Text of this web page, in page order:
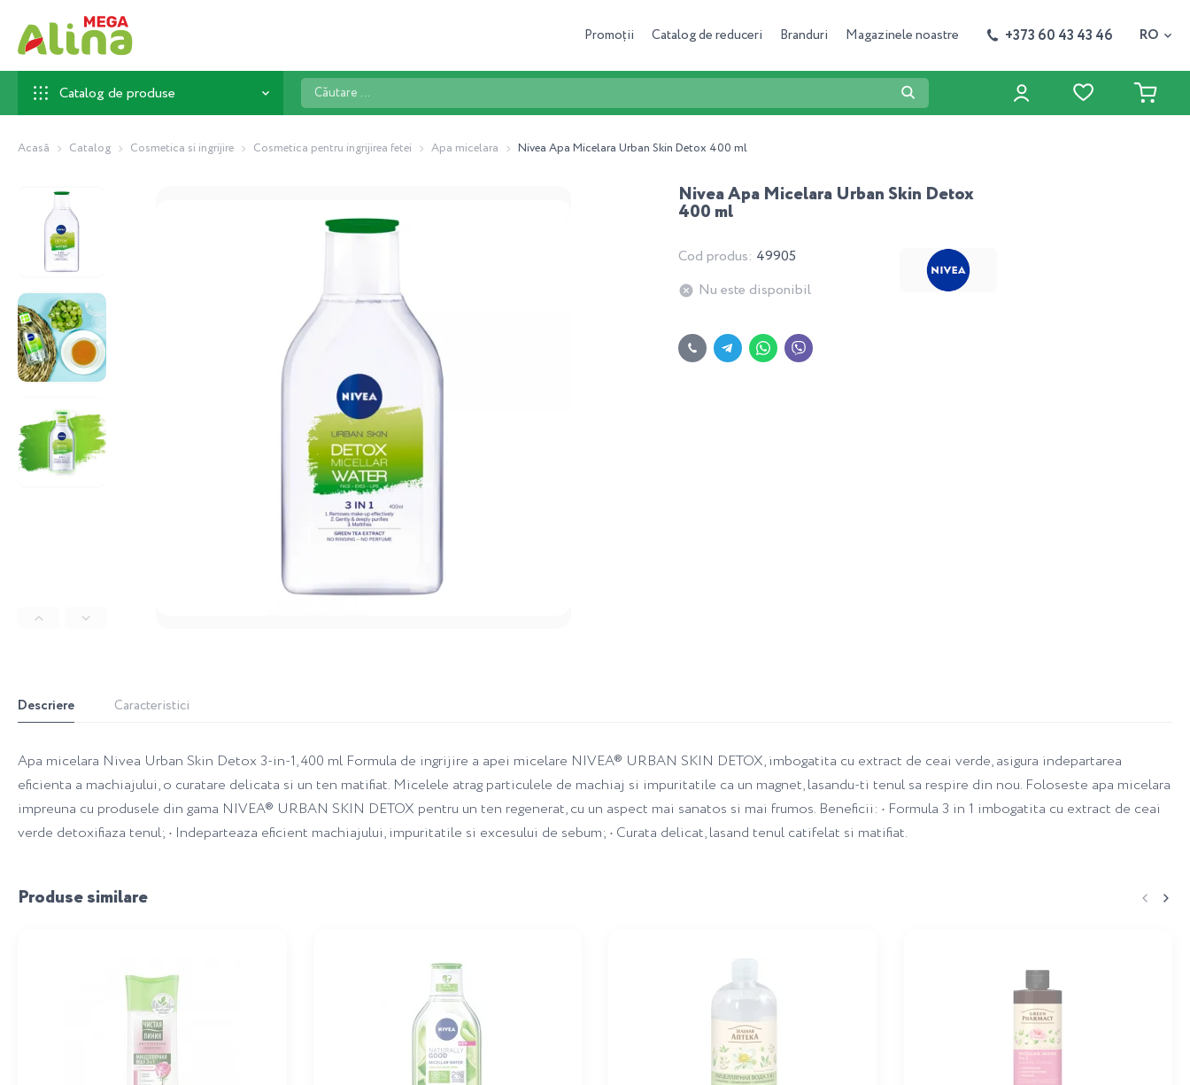
Promoții Catalog de reduceri Branduri Magazinele noastre +373 60 43 43 46 RO
Catalog de produse
Căutare
...
Acasă Catalog Cosmetica si ingrijire Cosmetica pentru ingrijirea fetei Apa micelara Nivea Apa Micelara Urban Skin Detox 400 ml
Nivea Apa Micelara Urban Skin Detox
400 ml
Cod produs: 49905
Nu este disponibil
Descriere Caracteristici
Apa micelara Nivea Urban Skin Detox 3-in-1, 400 ml Formula de ingrijire a apei micelare NIVEA® URBAN SKIN DETOX, imbogatita cu extract de ceai verde, asigura indepartarea
eficienta a machiajului, o curatare delicata si un ten matifiat. Micelele atrag particulele de machiaj si impuritatile ca un magnet, lasandu-ti tenul sa respire din nou. Foloseste apa micelara
impreuna cu produsele din gama NIVEA® URBAN SKIN DETOX pentru un ten regenerat, cu un aspect mai sanatos si mai frumos. Beneficii: • Formula 3 in 1 imbogatita cu extract de ceai
verde detoxifiaza tenul; • Indeparteaza eficient machiajului, impuritatile si excesului de sebum; • Curata delicat, lasand tenul catifelat si matifiat.
Produse similare